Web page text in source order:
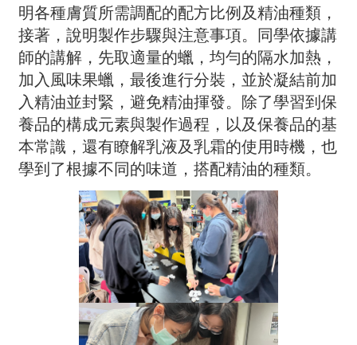
明各種膚質所需調配的配方比例及精油種類，
接著，說明製作步驟與注意事項。同學依據講
師的講解，先取適量的蠟，均勻的隔水加熱，
加入風味果蠟，最後進行分裝，並於凝結前加
入精油並封緊，避免精油揮發。除了學習到保
養品的構成元素與製作過程，以及保養品的基
本常識，還有瞭解乳液及乳霜的使用時機，也
學到了根據不同的味道，搭配精油的種類。